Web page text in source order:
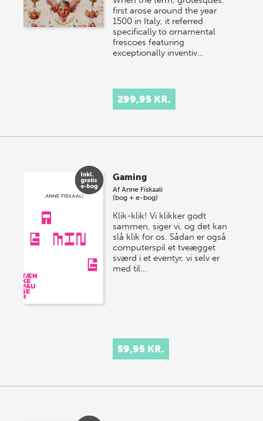
first arose around the year
1500 in Italy, it referred
specifically to ornamental
frescoes featuring
exceptionally inventiv…
299,95 KR.
Gaming
AfAnne Fiskaali
(bog + e-bog)
Klik-klik! Vi klikker godt
sammen, siger vi, og det kan
slå klik for os. Sådan er også
computerspil et tveægget
sværd i et eventyr, vi selv er
med til…
59,95 KR.